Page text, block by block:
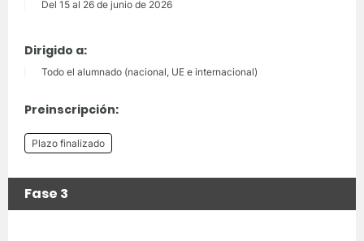
Del 15 al 26 de junio de 2026
Dirigido a:
Todo el alumnado (nacional, UE e internacional)
Preinscripción:
Plazo finalizado
Fase 3